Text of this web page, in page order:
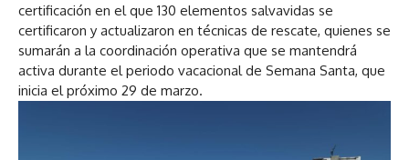
certificación en el que 130 elementos salvavidas se
certificaron y actualizaron en técnicas de rescate, quienes se
sumarán a la coordinación operativa que se mantendrá
activa durante el periodo vacacional de Semana Santa, que
inicia el próximo 29 de marzo.